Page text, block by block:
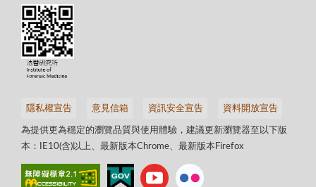
隱私權宣告 意見信箱 資訊安全宣告 資料開放宣告
為提供更為穩定的瀏覽品質與使用體驗，建議更新瀏覽器至以下版
本：IE10(含)以上、最新版本Chrome、最新版本Firefox